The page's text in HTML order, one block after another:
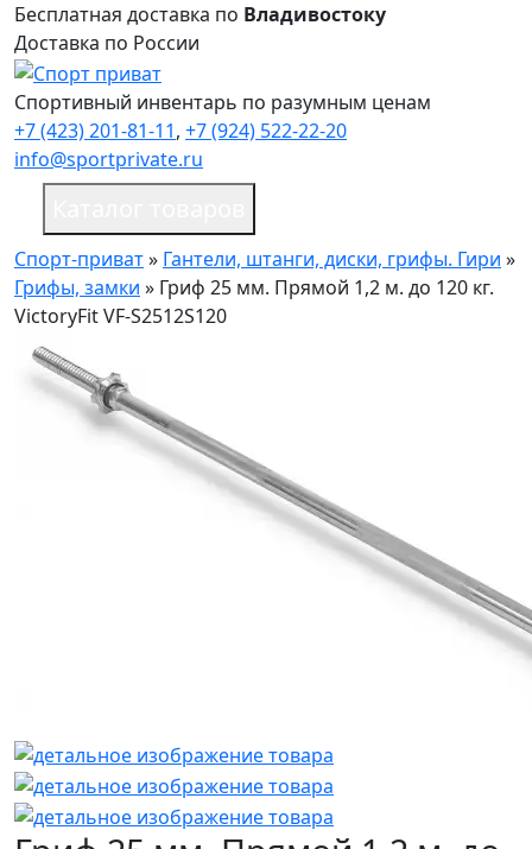
Бесплатная доставка по Владивостоку
Доставка по России
Спортивный инвентарь по разумным ценам
+7 (423) 201-81-11, +7 (924) 522-22-20
info@sportprivate.ru
Спорт-приват» Гантели, штанги, диски, грифы. Гири »
Грифы, замки » Гриф 25 мм. Прямой 1,2 м. до 120 кг.
VictoryFit VF-S2512S120